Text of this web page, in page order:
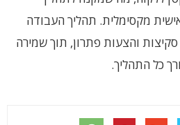
מקסימלית. תהליך העבודה
סקיצות והצעות פתרון, תוך שמירה
כל התהליך.